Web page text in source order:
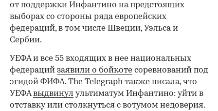
от поддержки Инфантино на предстоящих
выборах со стороны ряда европейских
федераций, в том числе Швеции, Уэльса и
Сербии.
УЕФА и все 55 входящих в нее национальных
федераций заявили о бойкоте соревнований под
эгидой ФИФА. The Telegraph также писала, что
УЕФАвыдвинул ультиматум Инфантино: уйти в
отставку или столкнуться с вотумом недоверия.